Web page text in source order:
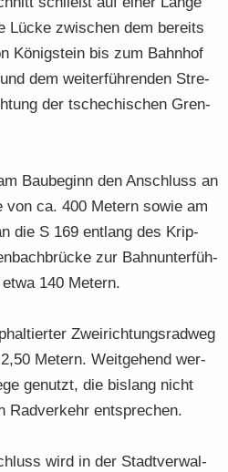
Lücke zwi­schen dem be­reits
Kö­nig­stein bis zum Bahn­hof
dem wei­ter­füh­ren­den Stre­
der tsche­chi­schen Gren­
Bau­be­ginn den An­schluss an
von ca. 400 Me­tern sowie am
die S 169 ent­lang des Krip­
zur Bahn­un­ter­füh­
140 Me­tern.
Zwei­rich­tungs­rad­weg
Me­tern. Weit­ge­hend wer­
ge­nutzt, die bis­lang nicht
Rad­ver­kehr ent­spre­chen.
wird in der Stadt­ver­wal­